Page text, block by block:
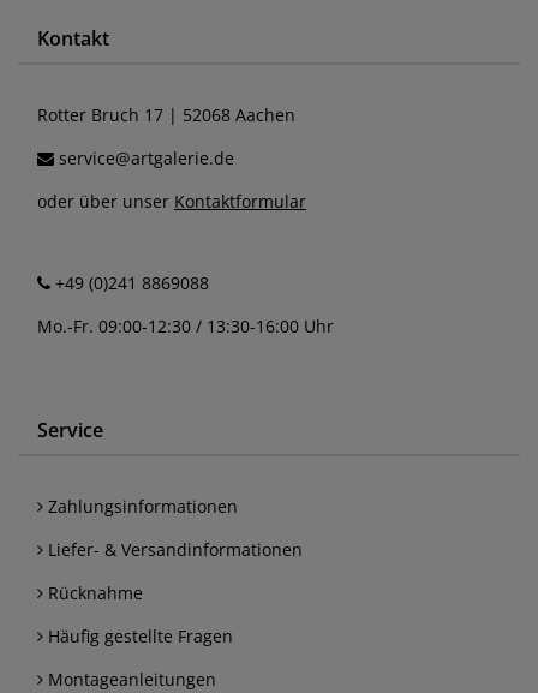
Kontakt
Rotter Bruch 17 | 52068 Aachen
service@artgalerie.de
oder über unser Kontaktformular
+49 (0)241 8869088
Mo.-Fr. 09:00-12:30 / 13:30-16:00 Uhr
Service
Zahlungsinformationen
Liefer- & Versandinformationen
Rücknahme
Häufig gestellte Fragen
Montageanleitungen